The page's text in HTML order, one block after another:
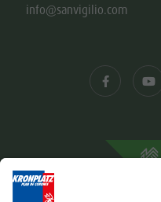
info@sanvigilio.com